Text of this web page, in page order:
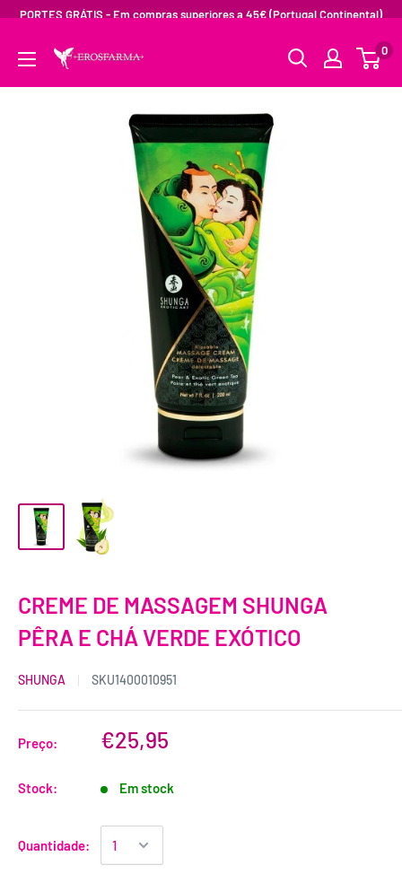
PORTES GRÁTIS - Em compras superiores a 45€ (Portugal Continental)
0
CREME DE MASSAGEM SHUNGA
PÊRA E CHÁ VERDE EXÓTICO
SHUNGA SKU1400010951
Preço: €25,95
Stock: Em stock
Quantidade: